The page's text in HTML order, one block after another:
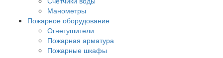
Манометры
Пожарное оборудование
Огнетушители
Пожарная арматура
Пожарные шкафы